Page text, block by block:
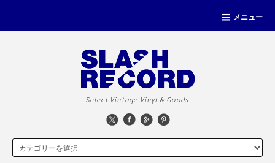
メニュー
Select Vintage Vinyl & Goods